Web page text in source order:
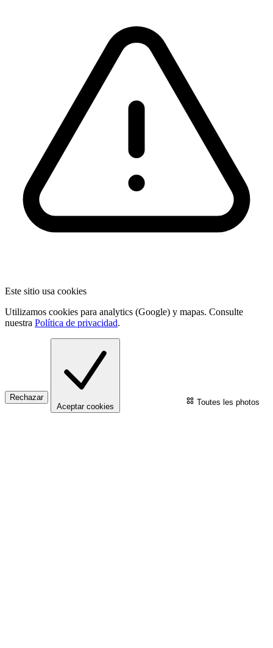
Toutes les photos
Este sitio usa cookies
Utilizamos cookies para analytics (Google) y mapas. Consulte
nuestra Política de privacidad.
Rechazar
Aceptar cookies